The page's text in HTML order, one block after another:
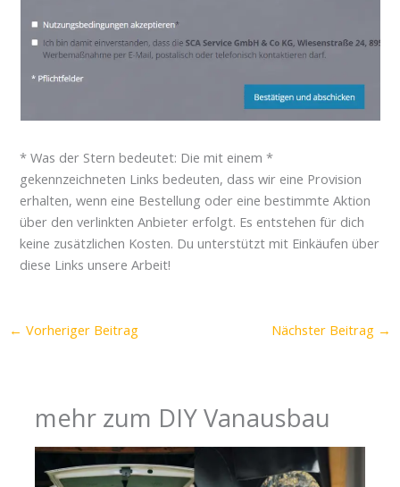
* Was der Stern bedeutet: Die mit einem *
gekennzeichneten Links bedeuten, dass wir eine Provision
erhalten, wenn eine Bestellung oder eine bestimmte Aktion
über den verlinkten Anbieter erfolgt. Es entstehen für dich
keine zusätzlichen Kosten. Du unterstützt mit Einkäufen über
diese Links unsere Arbeit!
← Vorheriger Beitrag Nächster Beitrag →
mehr zum DIY Vanausbau